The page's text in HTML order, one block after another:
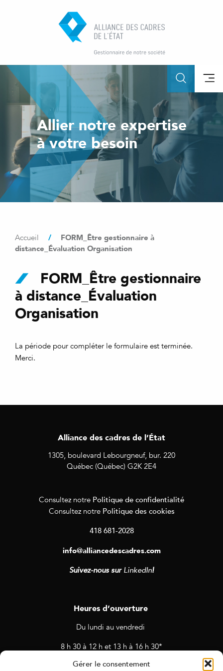
Gérer le consentement
Allier notre expertise
à votre besoin
Accueil /
FORM_Être gestionnaire à
distance_Évaluation Organisation
FORM_Être gestionnaire
à distance_Évaluation
Organisation
La période pour compléter le formulaire est terminée.
Merci.
Alliance des cadres de l’État
1305, boulevard Lebourgneuf, bur. 220
Québec (Québec) G2K 2E4
Consultez notre Politique de confidentialité
Consultez notre Politique des cookies
418 681-2028
info@alliancedescadres.com
Suivez-nous sur LinkedIn!
Heures d’ouverture
Du lundi au vendredi
8 h 30 à 12 h et 13 h à 16 h 30*
* Horaires sujets à changement en cas de rendez-vous et